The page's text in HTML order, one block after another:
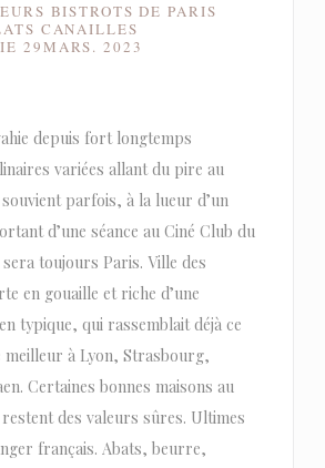
BISTROTS DE PARIS
CANAILLES
29MARS. 2023
depuis fort longtemps
variées allant du pire au
parfois, à la lueur d’un
d’une séance au Ciné Club du
toujours Paris. Ville des
en gouaille et riche d’une
typique, qui rassemblait déjà ce
meilleur à Lyon, Strasbourg,
Certaines bonnes maisons au
des valeurs sûres. Ultimes
français. Abats, beurre,